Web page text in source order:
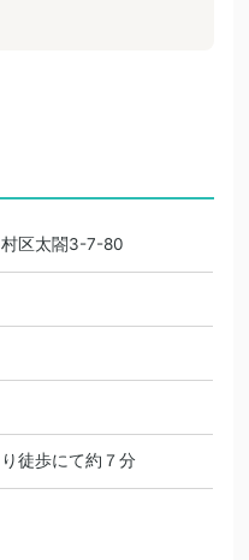
区太閤3-7-80
徒歩にて約７分